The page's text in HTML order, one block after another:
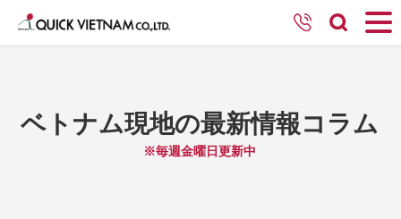
ベトナム現地の最新情報コラム
※毎週金曜日更新中